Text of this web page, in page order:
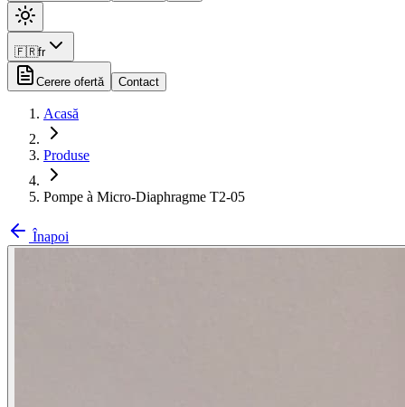
🇫🇷fr
Cerere ofertă Contact
Acasă
Produse
Pompe à Micro-Diaphragme T2-05
Înapoi